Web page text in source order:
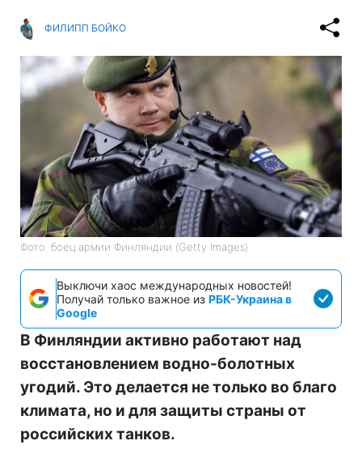
ФИЛИПП БОЙКО
Фото: боец армии Финляндии (Getty Images)
Выключи хаос международных новостей!
Получай только важное из РБК-Украина в
Google
В Финляндии активно работают над
восстановлением водно-болотных
угодий. Это делается не только во благо
климата, но и для защиты страны от
российских танков.